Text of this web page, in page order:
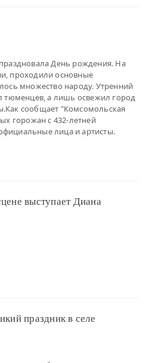
День рождения. На
проходили основные
множество народу. Утренний
тюменцев, а лишь освежил город
сообщает "Комсомольская
горожан с 432-летней
лица и артисты.
выступает Диана
праздник в селе